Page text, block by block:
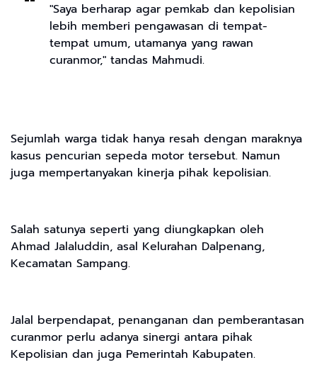
"Saya berharap agar pemkab dan kepolisian
lebih memberi pengawasan di tempat-
tempat umum, utamanya yang rawan
curanmor," tandas Mahmudi.
Sejumlah warga tidak hanya resah dengan maraknya
kasus pencurian sepeda motor tersebut. Namun
juga mempertanyakan kinerja pihak kepolisian.
Salah satunya seperti yang diungkapkan oleh
Ahmad Jalaluddin, asal Kelurahan Dalpenang,
Kecamatan Sampang.
Jalal berpendapat, penanganan dan pemberantasan
curanmor perlu adanya sinergi antara pihak
Kepolisian dan juga Pemerintah Kabupaten.